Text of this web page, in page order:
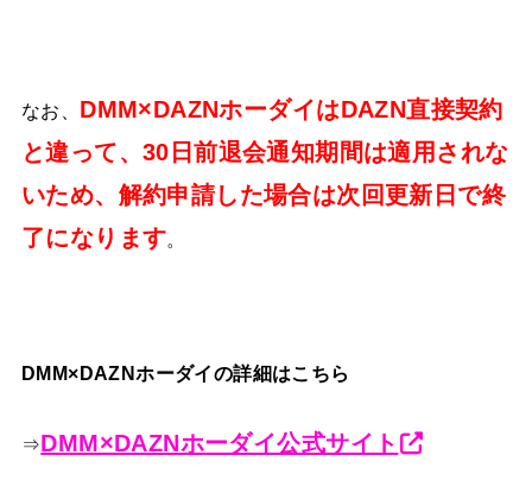
なお、 DMM×DAZNホーダイはDAZN直接契約
と違って、30日前退会通知期間は適用されな
いため、解約申請した場合は次回更新日で終
了になります。
DMM×DAZNホーダイの詳細はこちら
⇒DMM×DAZNホーダイ公式サイト